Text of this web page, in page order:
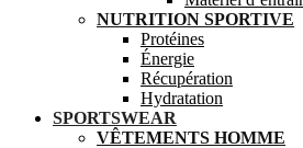
NUTRITION SPORTIVE
Protéines
Énergie
Récupération
Hydratation
SPORTSWEAR
VÊTEMENTS HOMME